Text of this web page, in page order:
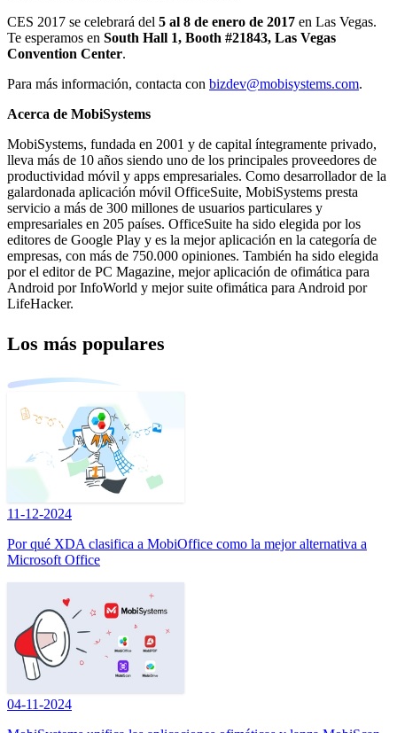
CES 2017 se celebrará del 5 al 8 de enero de 2017 en Las Vegas.
Te esperamos en South Hall 1, Booth #21843, Las Vegas
Convention Center.
Para más información, contacta con bizdev@mobisystems.com.
Acerca de MobiSystems
MobiSystems, fundada en 2001 y de capital íntegramente privado,
lleva más de 10 años siendo uno de los principales proveedores de
productividad móvil y apps empresariales. Como desarrollador de la
galardonada aplicación móvil OfficeSuite, MobiSystems presta
servicio a más de 300 millones de usuarios particulares y
empresariales en 205 países. OfficeSuite ha sido elegida por los
editores de Google Play y es la mejor aplicación en la categoría de
empresas, con más de 750.000 opiniones. También ha sido elegida
por el editor de PC Magazine, mejor aplicación de ofimática para
Android por InfoWorld y mejor suite ofimática para Android por
LifeHacker.
Los más populares
11-12-2024
Por qué XDA clasifica a MobiOffice como la mejor alternativa a
Microsoft Office
04-11-2024